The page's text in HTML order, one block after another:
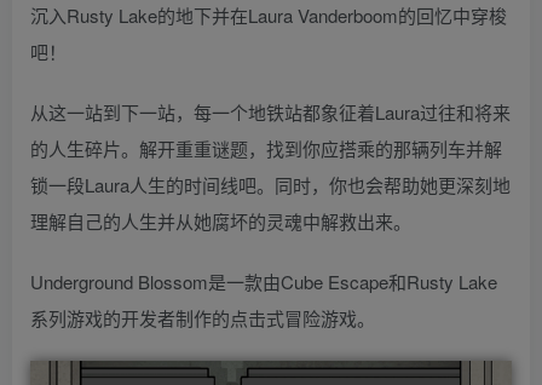
沉入Rusty Lake的地下并在Laura Vanderboom的回忆中穿梭
吧！
从这一站到下一站，每一个地铁站都象征着Laura过往和将来
的人生碎片。解开重重谜题，找到你应搭乘的那辆列车并解
锁一段Laura人生的时间线吧。同时，你也会帮助她更深刻地
理解自己的人生并从她腐坏的灵魂中解救出来。
Underground Blossom是一款由Cube Escape和Rusty Lake
系列游戏的开发者制作的点击式冒险游戏。